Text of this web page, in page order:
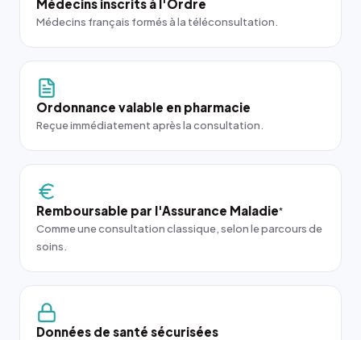
Médecins inscrits à l'Ordre
Médecins français formés à la téléconsultation.
Ordonnance valable en pharmacie
Reçue immédiatement après la consultation.
Remboursable par l'Assurance Maladie*
Comme une consultation classique, selon le parcours de
soins.
Données de santé sécurisées